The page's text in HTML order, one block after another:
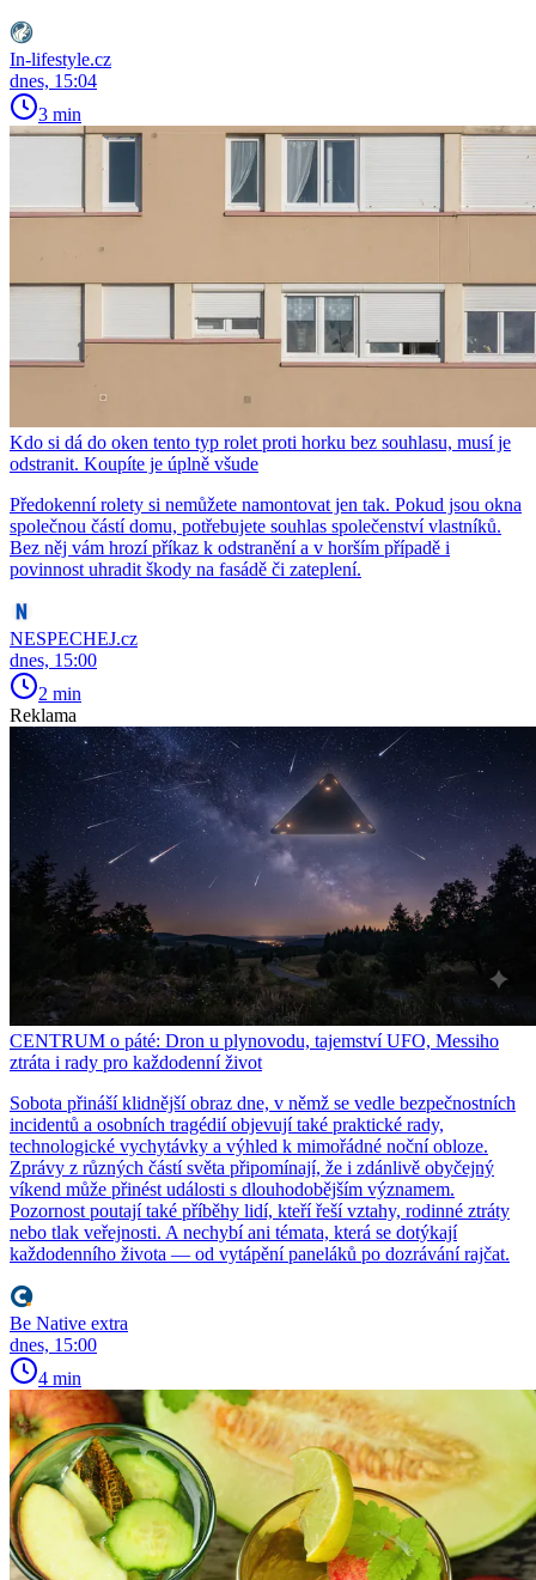
In-lifestyle.cz
dnes, 15:04
3 min
Kdo si dá do oken tento typ rolet proti horku bez souhlasu, musí je
odstranit. Koupíte je úplně všude
Předokenní rolety si nemůžete namontovat jen tak. Pokud jsou okna
společnou částí domu, potřebujete souhlas společenství vlastníků.
Bez něj vám hrozí příkaz k odstranění a v horším případě i
povinnost uhradit škody na fasádě či zateplení.
NESPECHEJ.cz
dnes, 15:00
2 min
Reklama
CENTRUM o páté: Dron u plynovodu, tajemství UFO, Messiho
ztráta i rady pro každodenní život
Sobota přináší klidnější obraz dne, v němž se vedle bezpečnostních
incidentů a osobních tragédií objevují také praktické rady,
technologické vychytávky a výhled k mimořádné noční obloze.
Zprávy z různých částí světa připomínají, že i zdánlivě obyčejný
víkend může přinést události s dlouhodobějším významem.
Pozornost poutají také příběhy lidí, kteří řeší vztahy, rodinné ztráty
nebo tlak veřejnosti. A nechybí ani témata, která se dotýkají
každodenního života — od vytápění paneláků po dozrávání rajčat.
Be Native extra
dnes, 15:00
4 min